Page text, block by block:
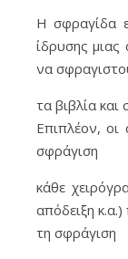
H σφραγίδα
ίδρυσης μιας
να
τα βιβλία και
Επιπλέον, οι
σφράγιση
κάθε
απόδειξη κ.α.)
τη σφράγιση